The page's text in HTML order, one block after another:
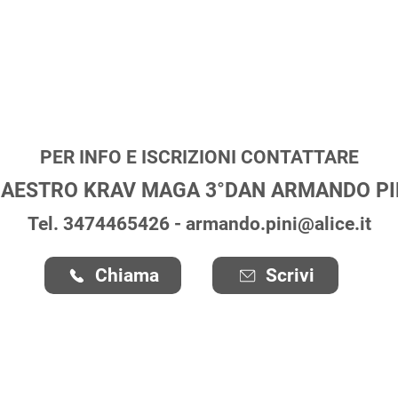
PER INFO E ISCRIZIONI CONTATTARE
KRAV MAGA 3°DAN ARMANDO
Tel. 3474465426 - armando.pini@alice.it
Chiama Scrivi